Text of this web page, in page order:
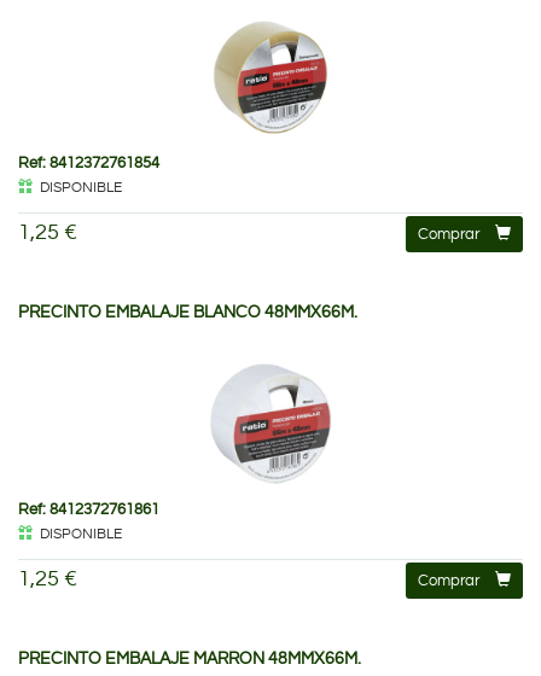
Ref: 8412372761854
DISPONIBLE
1,25 € Comprar
PRECINTO EMBALAJE BLANCO 48MMX66M.
Ref: 8412372761861
DISPONIBLE
1,25 € Comprar
PRECINTO EMBALAJE MARRON 48MMX66M.